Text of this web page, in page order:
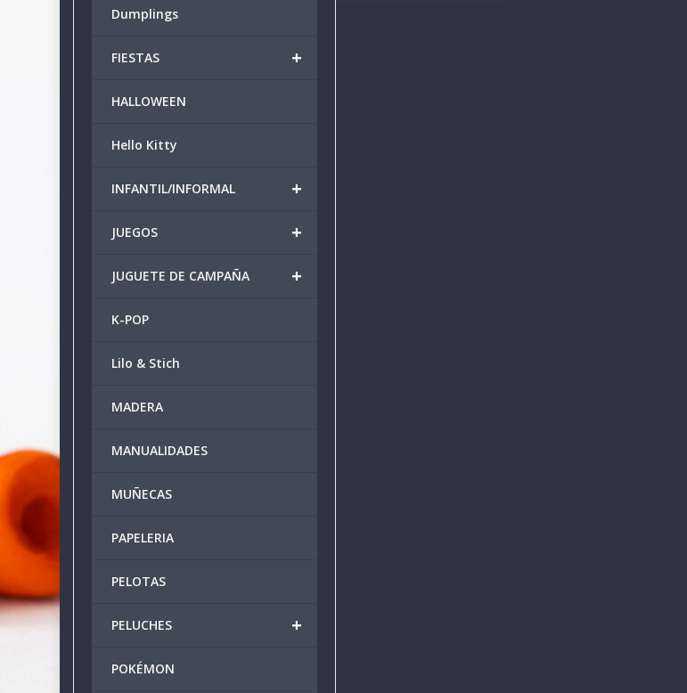
Dumplings
+
FIESTAS
HALLOWEEN
Hello Kitty
+
INFANTIL/INFORMAL
+
JUEGOS
+
JUGUETE DE CAMPAÑA
K-POP
Lilo & Stich
MADERA
MANUALIDADES
MUÑECAS
PAPELERIA
PELOTAS
+
PELUCHES
POKÉMON